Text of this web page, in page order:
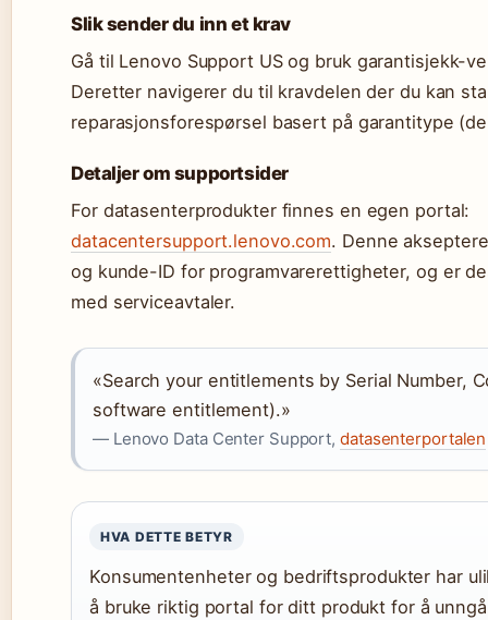
Slik sender du inn et krav
Gå til Lenovo Support US og bruk garantisjekk-
Deretter navigerer du til kravdelen der du kan
reparasjonsforespørsel basert på garantitype
Detaljer om supportsider
For datasenterprodukter finnes en egen portal:
datacentersupport.lenovo.com. Denne
og kunde-ID for programvarerettigheter, og er
med serviceavtaler.
«Search your entitlements by Serial Number,
software entitlement).»
— Lenovo Data Center Support, datasenterportalen
HVA DETTE BETYR
Konsumentenheter og bedriftsprodukter har
å bruke riktig portal for ditt produkt for å